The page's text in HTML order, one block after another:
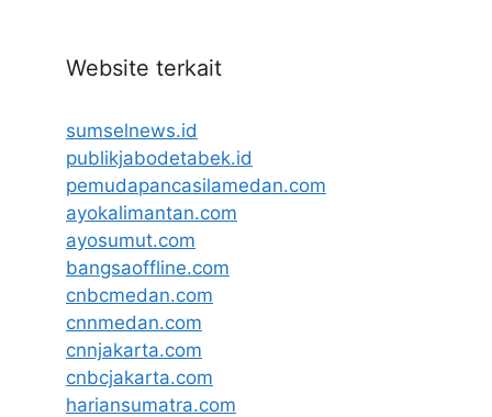
Website terkait
sumselnews.id
publikjabodetabek.id
pemudapancasilamedan.com
ayokalimantan.com
ayosumut.com
bangsaoffline.com
cnbcmedan.com
cnnmedan.com
cnnjakarta.com
cnbcjakarta.com
hariansumatra.com